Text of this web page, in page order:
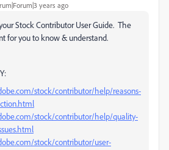
years ago
Stock Contributor User Guide. The
for you to know & understand.
stock/contributor/help/reasons-
stock/contributor/help/quality-
stock/contributor/user-